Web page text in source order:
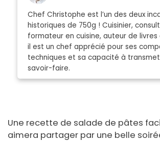
Chef Christophe est l’un des deux
historiques de 750g ! Cuisinier,
formateur en cuisine, auteur de livres
il est un chef apprécié pour ses
techniques et sa capacité à
savoir-faire.
Une recette de salade de pâtes
aimera partager par une belle